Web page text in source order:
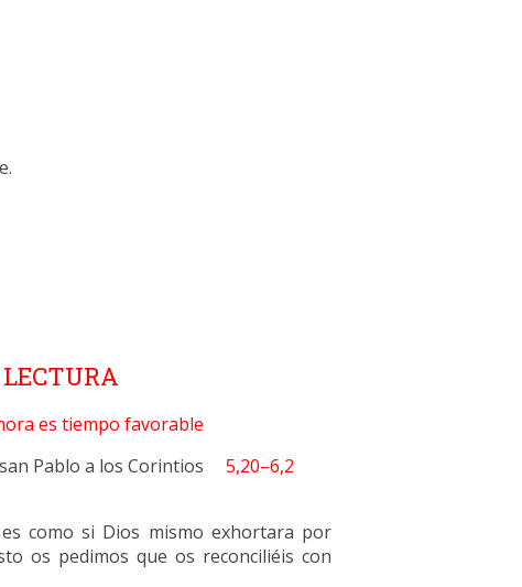
es tiempo favorable
Pablo a los Corintios 5,20–6,2
como si Dios mismo exhortara por
os pedimos que os reconciliéis con